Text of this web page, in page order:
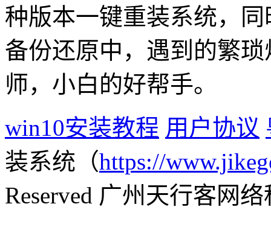
种版本一键重装系统，
备份还原中，遇到的繁
师，小白的好帮手。
win10安装教程 用户协议
装系统（https://
Reserved 广州天行客网